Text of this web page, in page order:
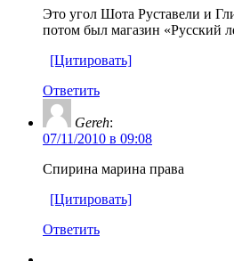
Это угол Шота Руставели и
потом был магазин «Русский
[Цитировать]
Ответить
Gereh:
07/11/2010 в 09:08
Спирина марина права
[Цитировать]
Ответить